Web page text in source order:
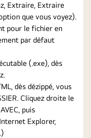
Extraire, Extraire
que vous voyez).
pour le fichier en
par défaut
(.exe), dès
dès dézippé, vous
Cliquez droite le
puis
Explorer,